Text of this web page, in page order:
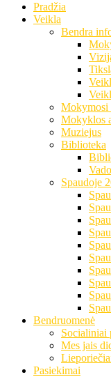
Pradžia
Veikla
Bendra
Mokymosi
Mokyklos
Muziejus
Biblioteka
Spaudoje
Bendruomenė
Socialiniai
Mes jais
Pasiekimai